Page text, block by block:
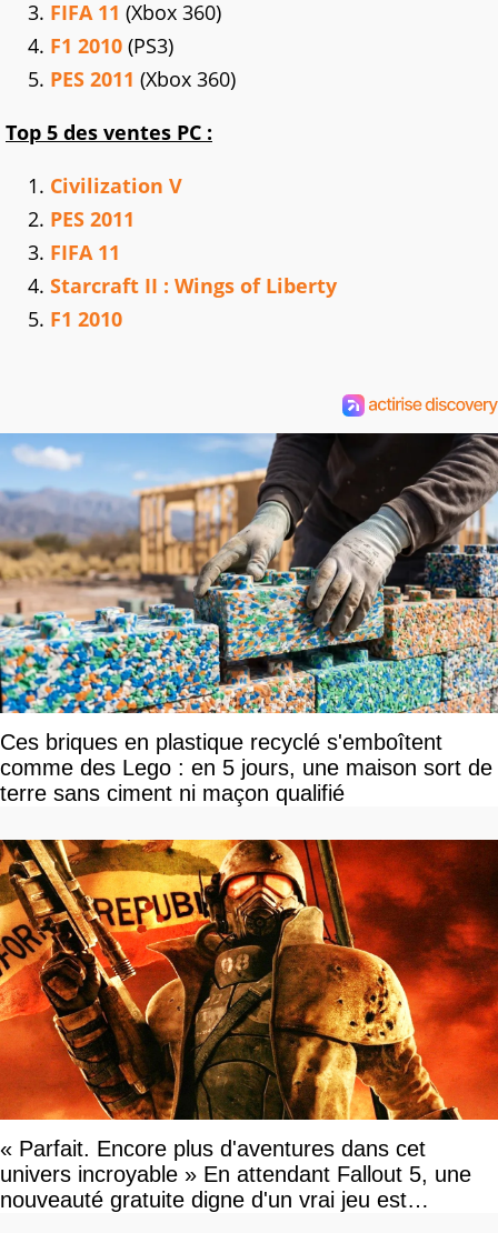
FIFA 11 (Xbox 360)
F1 2010 (PS3)
PES 2011 (Xbox 360)
Top 5 des ventes PC :
Civilization V
PES 2011
FIFA 11
Starcraft II : Wings of Liberty
F1 2010
Ces briques en plastique recyclé s'emboîtent
comme des Lego : en 5 jours, une maison sort de
terre sans ciment ni maçon qualifié
« Parfait. Encore plus d'aventures dans cet
univers incroyable » En attendant Fallout 5, une
nouveauté gratuite digne d'un vrai jeu est